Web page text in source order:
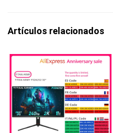
Artículos relacionados